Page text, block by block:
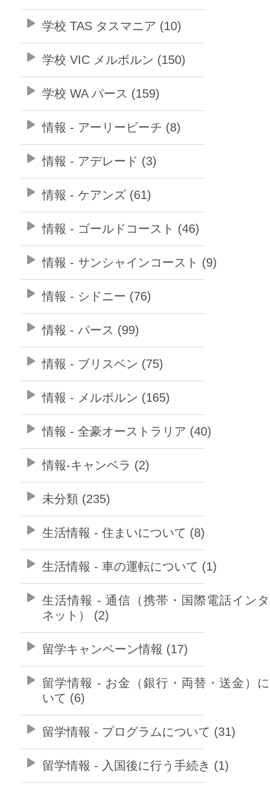
学校 TAS タスマニア (10)
学校 VIC メルボルン (150)
学校 WA パース (159)
情報 - アーリービーチ (8)
情報 - アデレード (3)
情報 - ケアンズ (61)
情報 - ゴールドコースト (46)
情報 - サンシャインコースト (9)
情報 - シドニー (76)
情報 - パース (99)
情報 - ブリスベン (75)
情報 - メルボルン (165)
情報 - 全豪オーストラリア (40)
情報-キャンベラ (2)
未分類 (235)
生活情報 - 住まいについて (8)
生活情報 - 車の運転について (1)
生活情報 - 通信（携帯・国際電話イン
ネット） (2)
留学キャンペーン情報 (17)
留学情報 - お金（銀行・両替・送金）
いて (6)
留学情報 - プログラムについて (31)
留学情報 - 入国後に行う手続き (1)